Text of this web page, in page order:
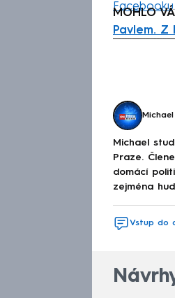
Facebooku.
MOHLO
Pavlem. Z
Michael
Praze.
domácí
zejména
Vstup do